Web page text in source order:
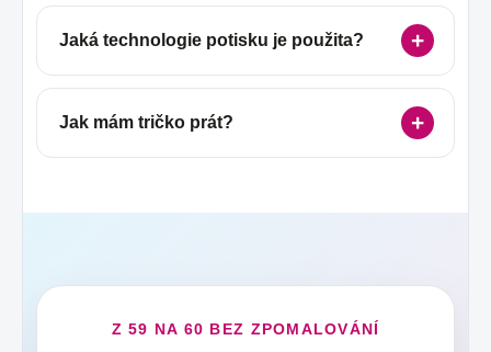
Jaká technologie potisku je použita?
Jak mám tričko prát?
Z 59 NA 60 BEZ ZPOMALOVÁNÍ